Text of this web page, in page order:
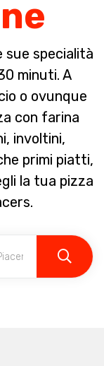
sue specialità
minuti. A
o ovunque
con farina
involtini,
primi piatti,
la tua pizza